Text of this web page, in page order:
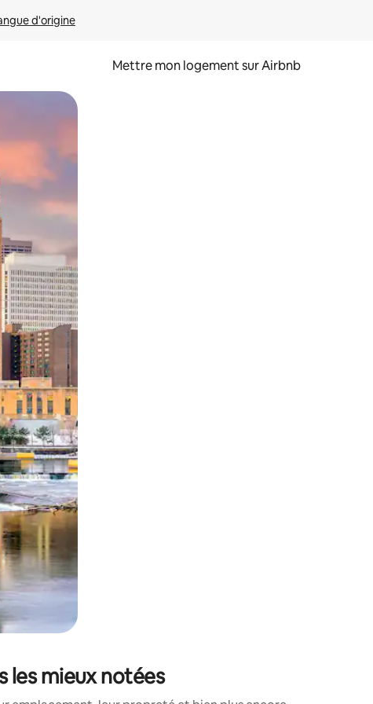
d'origine
Mettre mon logement sur Airbnb
glisser.
les mieux notées